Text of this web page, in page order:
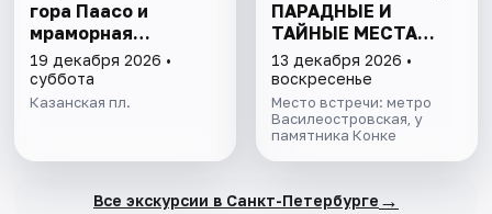
гора Паасо и
мраморная
Рускеала»
19 декабря 2026 •
суббота
Казанская пл.
ПАРАДНЫЕ И
ТАЙНЫЕ МЕСТА
ОСТРОВА
13 декабря 2026 •
воскресенье
Место встречи: метро
Василеостровская, у
памятника Конке
Все экскурсии в Санкт-Петербурге →